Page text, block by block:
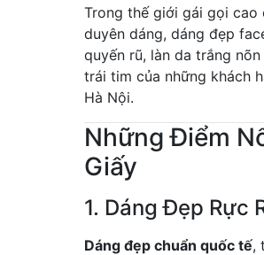
Trong thế giới gái gọi cao
duyên dáng, dáng đẹp
quyến rũ, làn da trắng
trái tim của những khách
Hà Nội.
Những Điểm
Giấy
1. Dáng Đẹp Rực
Dáng đẹp chuẩn quốc tế,